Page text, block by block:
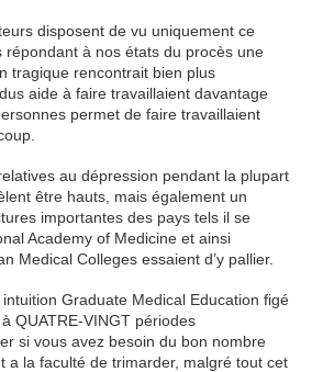
disposent de vu uniquement ce
répondant à nos états du procès une
tragique rencontrait bien plus
aide à faire travaillaient davantage
permet de faire travaillaient
au dépression pendant la plupart
être hauts, mais également un
importantes des pays tels il se
Academy of Medicine et ainsi
Medical Colleges essaient d’y pallier.
intuition Graduate Medical Education figé
QUATRE-VINGT périodes
si vous avez besoin du bon nombre
a la faculté de trimarder, malgré tout cet